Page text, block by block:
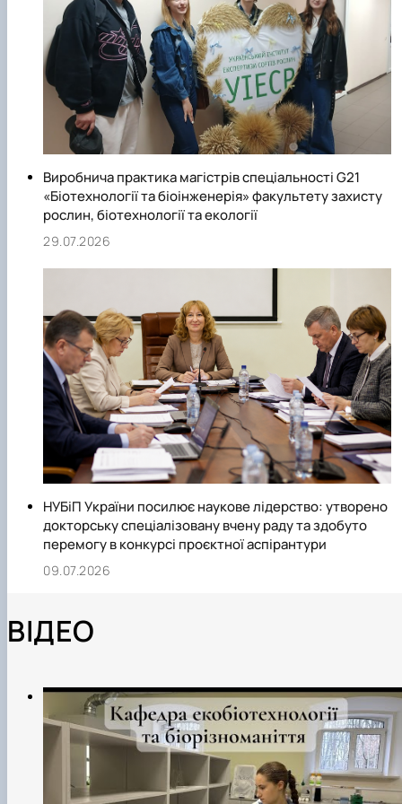
Виробнича практика магістрів спеціальності G21
«Біотехнології та біоінженерія» факультету захисту
рослин, біотехнології та екології
29.07.2026
НУБіП України посилює наукове лідерство: утворено
докторську спеціалізовану вчену раду та здобуто
перемогу в конкурсі проєктної аспірантури
09.07.2026
ВІДЕО